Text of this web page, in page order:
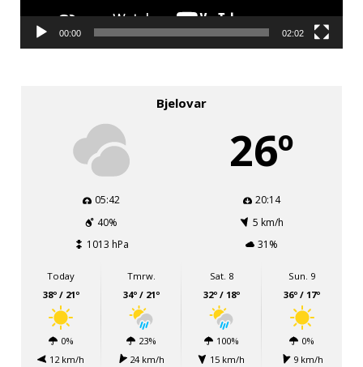
00:00 02:02
Bjelovar
26º
05:42
20:14
40%
5 km/h
1013 hPa
31%
Today
38º / 21º
0%
12 km/h
Tmrw.
34º / 21º
23%
24 km/h
Sat. 8
32º / 18º
100%
15 km/h
Sun. 9
36º / 17º
0%
9 km/h